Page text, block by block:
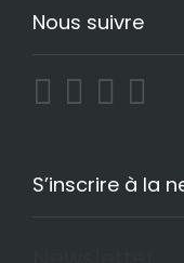
Nous suivre
S’inscrire à la